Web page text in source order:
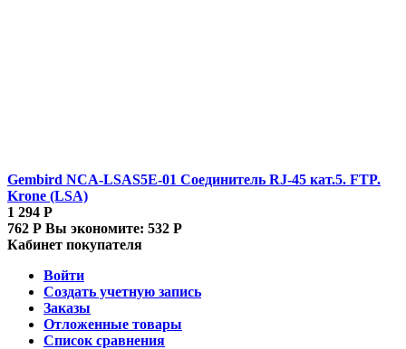
Gembird NCA-LSAS5E-01 Соединитель RJ-45 кат.5. FTP.
Krone (LSA)
1 294 Р
762 Р Вы экономите: 532 Р
Кабинет покупателя
Войти
Создать учетную запись
Заказы
Отложенные товары
Список сравнения